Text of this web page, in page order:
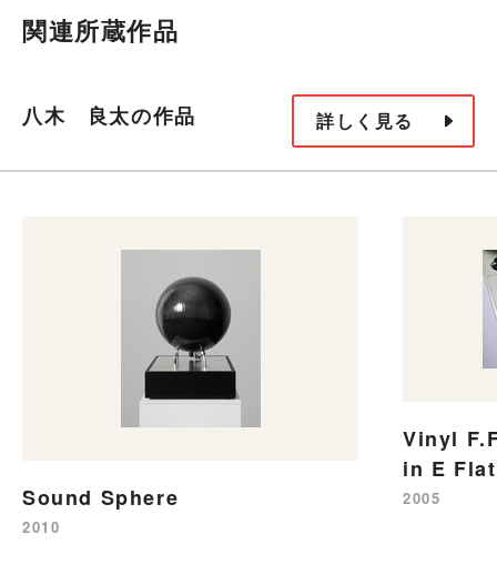
関連所蔵作品
八木 良太の作品 詳しく見る
Sound Sphere
2010
Vinyl
in E
2005